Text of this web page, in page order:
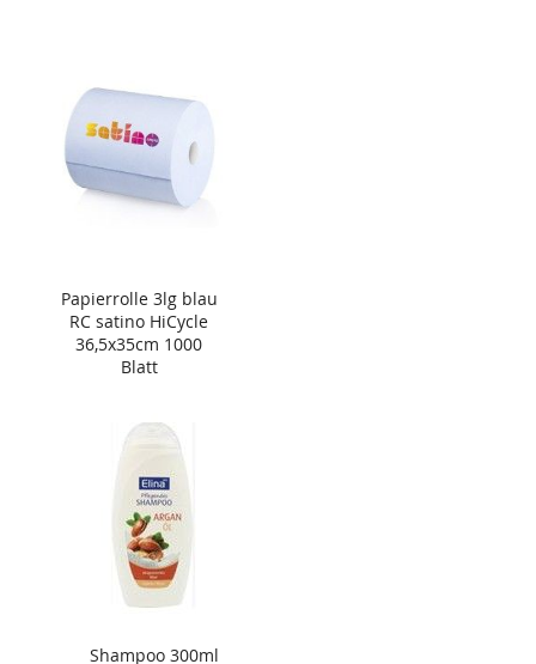
Papierrolle 3lg blau
RC satino HiCycle
36,5x35cm 1000
Blatt
Shampoo 300ml